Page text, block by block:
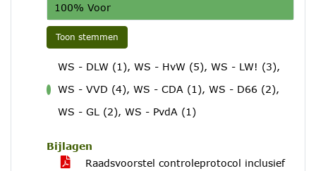
100% Voor
Toon stemmen
WS - DLW (1), WS - HvW (5), WS - LW! (3),
WS - VVD (4), WS - CDA (1), WS - D66 (2),
WS - GL (2), WS - PvdA (1)
Bijlagen
Raadsvoorstel controleprotocol inclusief